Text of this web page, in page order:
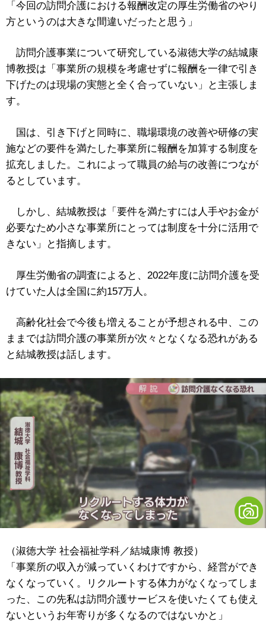
「今回の訪問介護における報酬改定の厚生労働省のやり
方というのは大きな間違いだったと思う」
訪問介護事業について研究している淑徳大学の結城康
博教授は「事業所の規模を考慮せずに報酬を一律で引き
下げたのは現場の実態と全く合っていない」と主張しま
す。
国は、引き下げと同時に、職場環境の改善や研修の実
施などの要件を満たした事業所に報酬を加算する制度を
拡充しました。これによって職員の給与の改善につなが
るとしています。
しかし、結城教授は「要件を満たすには人手やお金が
必要なため小さな事業所にとっては制度を十分に活用で
きない」と指摘します。
厚生労働省の調査によると、2022年度に訪問介護を受
けていた人は全国に約157万人。
高齢化社会で今後も増えることが予想される中、この
ままでは訪問介護の事業所が次々となくなる恐れがある
と結城教授は話します。
（淑徳大学 社会福祉学科／結城康博 教授）
「事業所の収入が減っていくわけですから、経営ができ
なくなっていく。リクルートする体力がなくなってしま
った、この先私は訪問介護サービスを使いたくても使え
ないというお年寄りが多くなるのではないかと」